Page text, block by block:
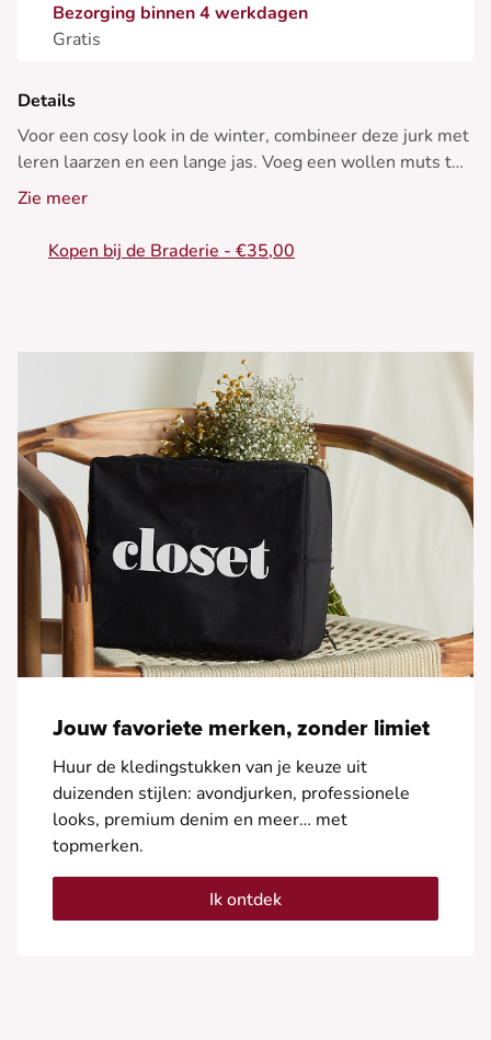
Bezorging binnen 4 werkdagen
Gratis
Details
Voor een cosy look in de winter, combineer deze jurk met
leren laarzen en een lange jas. Voeg een wollen muts toe
voor een chique finishing touch.
• Rechte jurk
• Hoge hals
• Geribbelde stof
Zie meer
Kopen bij de Braderie - €35,00
Jouw favoriete merken, zonder limiet
Huur de kledingstukken van je keuze uit
duizenden stijlen: avondjurken, professionele
looks, premium denim en meer… met
topmerken.
Ik ontdek